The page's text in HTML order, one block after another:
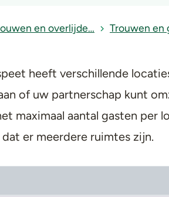
en overlijde… Trouwen en
heeft verschillende
of uw partnerschap kunt
maximaal aantal gasten per
er meerdere ruimtes zijn.